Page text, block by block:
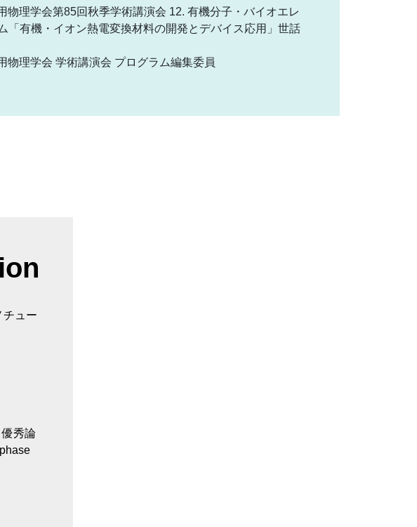
物理学会第85回秋季学術講演会 12. 有機分子・バイオエレ
「有機・イオン熱電変換材料の開発とデバイス応用」世話
物理学会 学術講演会 プログラム編集委員
チュー
秀論